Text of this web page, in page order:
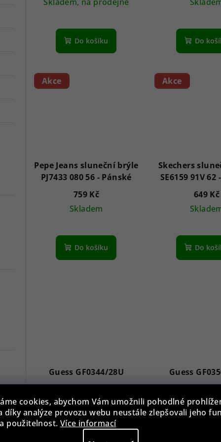
cookies, abychom Vám umožnili pohodlné
díky analýze provozu webu neustále zlepšovali jeho
použitelnost. Více informací
Do košíku Do
Akce
Pepe Jeans sluneční brýle
PJ7433 080 56 - Pánské
759 Kč
Skladem
Do košíku
Akce
Skechers
649 Kč
Do
Guess GF0344/28U
1 290 Kč
Skladem
Guess
1 290